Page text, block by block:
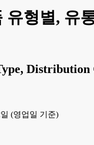
형별, 유
Distribution
(영업일 기준)